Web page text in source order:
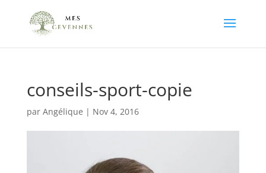
conseils-sport-copie
par Angélique | Nov 4, 2016